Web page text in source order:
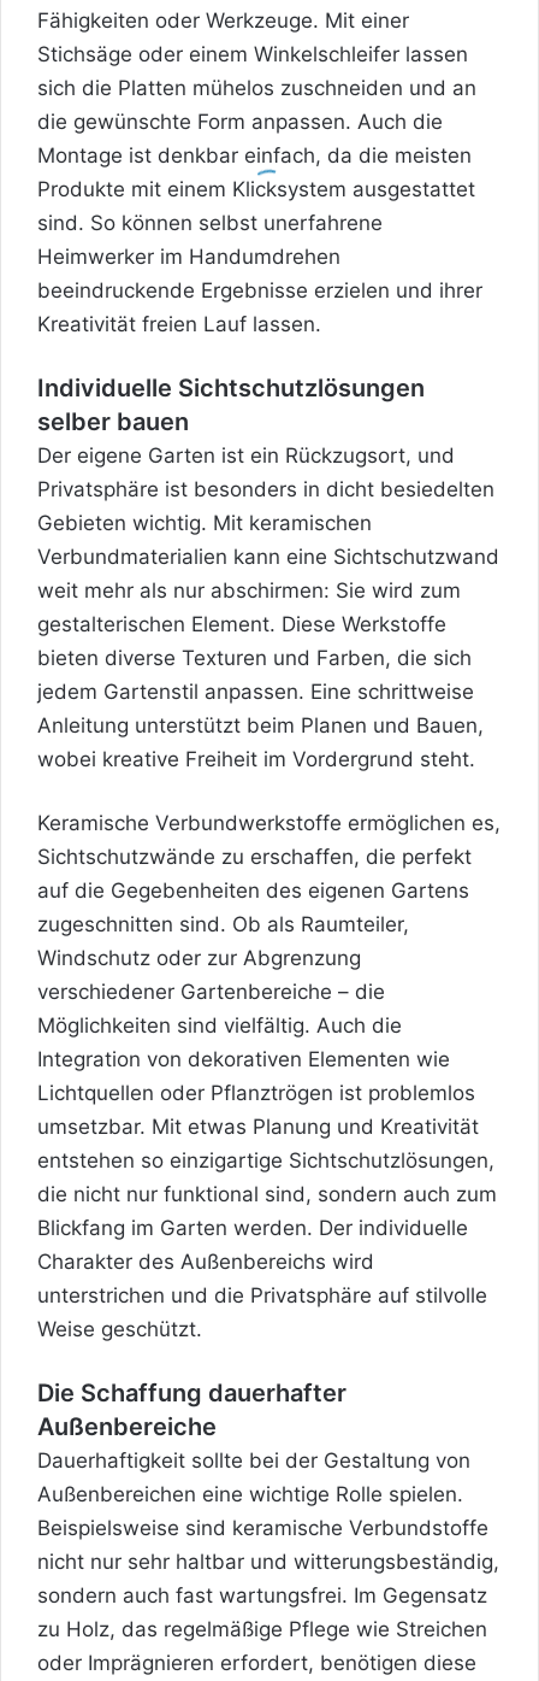
Fähigkeiten oder Werkzeuge. Mit einer
Stichsäge oder einem Winkelschleifer lassen
sich die Platten mühelos zuschneiden und an
die gewünschte Form anpassen. Auch die
Montage ist denkbar einfach, da die meisten
Produkte mit einem Klicksystem ausgestattet
sind. So können selbst unerfahrene
Heimwerker im Handumdrehen
beeindruckende Ergebnisse erzielen und ihrer
Kreativität freien Lauf lassen.
Individuelle Sichtschutzlösungen
selber bauen
Der eigene Garten ist ein Rückzugsort, und
Privatsphäre ist besonders in dicht besiedelten
Gebieten wichtig. Mit keramischen
Verbundmaterialien kann eine Sichtschutzwand
weit mehr als nur abschirmen: Sie wird zum
gestalterischen Element. Diese Werkstoffe
bieten diverse Texturen und Farben, die sich
jedem Gartenstil anpassen. Eine schrittweise
Anleitung unterstützt beim Planen und Bauen,
wobei kreative Freiheit im Vordergrund steht.
Keramische Verbundwerkstoffe ermöglichen es,
Sichtschutzwände zu erschaffen, die perfekt
auf die Gegebenheiten des eigenen Gartens
zugeschnitten sind. Ob als Raumteiler,
Windschutz oder zur Abgrenzung
verschiedener Gartenbereiche – die
Möglichkeiten sind vielfältig. Auch die
Integration von dekorativen Elementen wie
Lichtquellen oder Pflanztrögen ist problemlos
umsetzbar. Mit etwas Planung und Kreativität
entstehen so einzigartige Sichtschutzlösungen,
die nicht nur funktional sind, sondern auch zum
Blickfang im Garten werden. Der individuelle
Charakter des Außenbereichs wird
unterstrichen und die Privatsphäre auf stilvolle
Weise geschützt.
Die Schaffung dauerhafter
Außenbereiche
Dauerhaftigkeit sollte bei der Gestaltung von
Außenbereichen eine wichtige Rolle spielen.
Beispielsweise sind keramische Verbundstoffe
nicht nur sehr haltbar und witterungsbeständig,
sondern auch fast wartungsfrei. Im Gegensatz
zu Holz, das regelmäßige Pflege wie Streichen
oder Imprägnieren erfordert, benötigen diese